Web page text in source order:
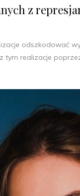
z
odszkodować
tym realizacje